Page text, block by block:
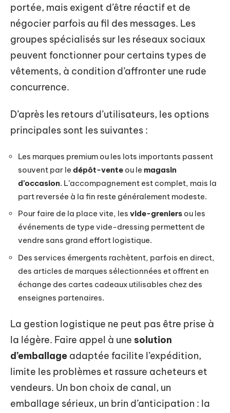
portée, mais exigent d’être réactif et de
négocier parfois au fil des messages. Les
groupes spécialisés sur les réseaux sociaux
peuvent fonctionner pour certains types de
vêtements, à condition d’affronter une rude
concurrence.
D’après les retours d’utilisateurs, les options
principales sont les suivantes :
Les marques premium ou les lots importants passent
souvent par le dépôt-vente ou le magasin
d’occasion. L’accompagnement est complet, mais la
part reversée à la fin reste généralement modeste.
Pour faire de la place vite, les vide-greniers ou les
événements de type vide-dressing permettent de
vendre sans grand effort logistique.
Des services émergents rachètent, parfois en direct,
des articles de marques sélectionnées et offrent en
échange des cartes cadeaux utilisables chez des
enseignes partenaires.
La gestion logistique ne peut pas être prise à
la légère. Faire appel à une solution
d’emballage adaptée facilite l’expédition,
limite les problèmes et rassure acheteurs et
vendeurs. Un bon choix de canal, un
emballage sérieux, un brin d’anticipation : la